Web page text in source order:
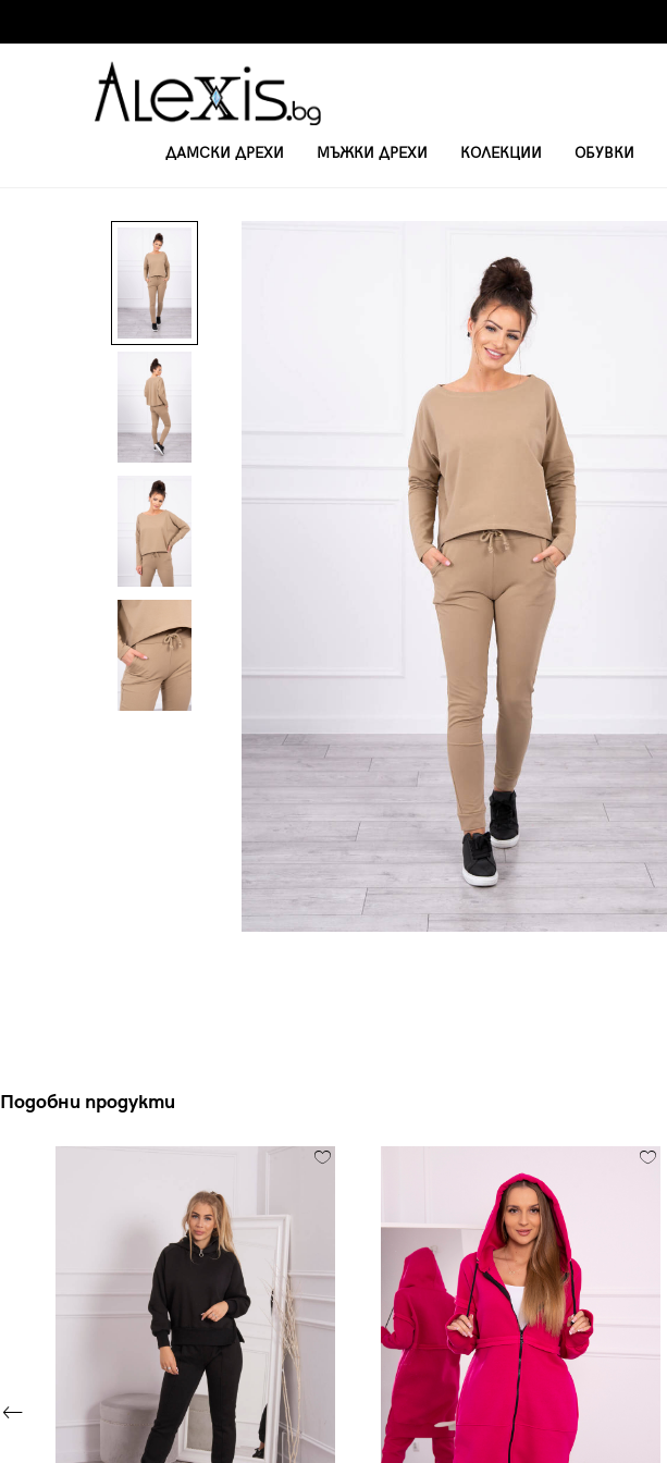
ДАМСКИ ДРЕХИ МЪЖКИ ДРЕХИ КОЛЕКЦИИ ОБУВКИ
Подобни продукти